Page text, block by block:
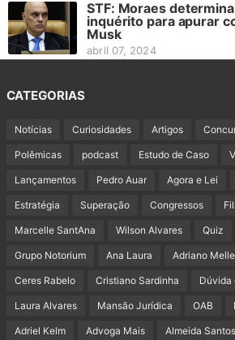
STF: Moraes
inquérito para apurar
Musk
abril 07, 2024
CATEGORIAS
Notícias Curiosidades Artigos
Polêmicas podcast Estudo de Caso
Lançamentos Pedro Auar Agora e Lei
Estratégia Superação Congressos
Marcelle SantAna Wilson Alvares Quiz
Grupo Notorium Ana Laura Adriano
Ceres Rabelo Cristiano Sardinha Dúvida
Laura Alvares Mansão Jurídica OAB
Adriel Kelm Advoga Mais Almeida Santos